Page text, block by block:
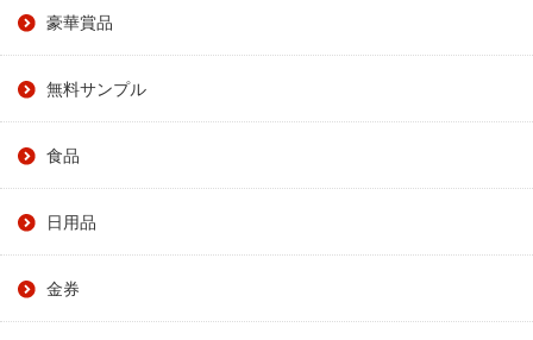
豪華賞品
無料サンプル
食品
日用品
金券